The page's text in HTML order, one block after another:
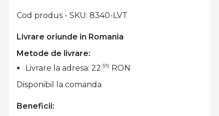
Livrare oriunde in Romania
Cod produs - SKU 8340-LVT
Metode de livrare:
Livrare la adresa: 22,99 RON
Disponibil la comanda
Beneficii: